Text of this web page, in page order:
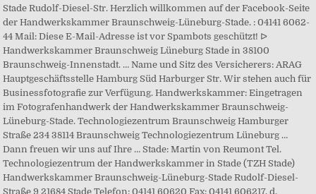
Stade Rudolf-Diesel-Str. Herzlich willkommen auf der Facebook-Seite
der Handwerkskammer Braunschweig-Lüneburg-Stade. : 04141 6062-
44 Mail: Diese E-Mail-Adresse ist vor Spambots geschützt! ᐅ
Handwerkskammer Braunschweig Lüneburg Stade in 38100
Braunschweig-Innenstadt. … Name und Sitz des Versicherers: ARAG
Hauptgeschäftsstelle Hamburg Süd Harburger Str. Wir stehen auch für
Businessfotografie zur Verfügung. Handwerkskammer: Eingetragen
im Fotografenhandwerk der Handwerkskammer Braunschweig-
Lüneburg-Stade. Technologiezentrum Braunschweig Hamburger
Straße 234 38114 Braunschweig Technologiezentrum Lüneburg …
Dann freuen wir uns auf Ihre … Stade: Martin von Reumont Tel.
Technologiezentrum der Handwerkskammer in Stade (TZH Stade)
Handwerkskammer Braunschweig-Lüneburg-Stade Rudolf-Diesel-
Straße 9 21684 Stade Telefon: 04141 60620 Fax: 04141 606217. d.